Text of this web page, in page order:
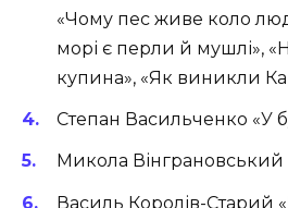
«Чому пес живе коло
морі є перли й мушлі»,
купина», «Як виникли
Степан Васильченко «У
Микола Вінграновський
Василь Королів-Старий